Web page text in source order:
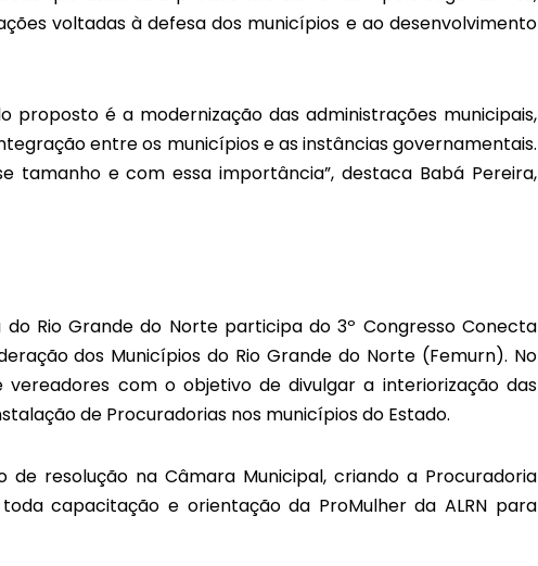
voltadas à defesa dos municípios e ao desenvolvimento
proposto é a modernização das administrações municipais,
entre os municípios e as instâncias governamentais.
tamanho e com essa importância”, destaca Babá Pereira,
Rio Grande do Norte participa do 3º Congresso Conecta
dos Municípios do Rio Grande do Norte (Femurn). No
com o objetivo de divulgar a interiorização das
de Procuradorias nos municípios do Estado.
resolução na Câmara Municipal, criando a Procuradoria
capacitação e orientação da ProMulher da ALRN para